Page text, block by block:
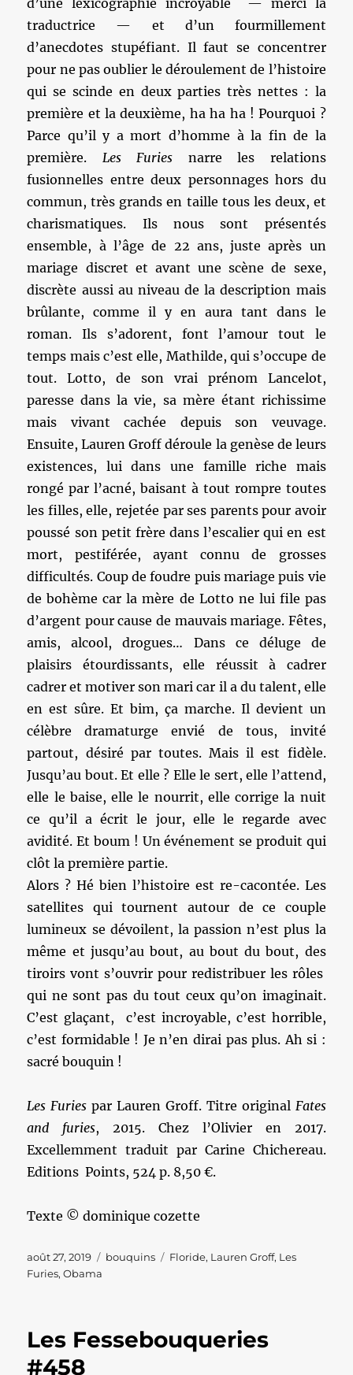
traductrice — et d’un fourmillement
d’anecdotes stupéfiant. Il faut se concentrer
pour ne pas oublier le déroulement de l’histoire
qui se scinde en deux parties très nettes : la
première et la deuxième, ha ha ha ! Pourquoi ?
Parce qu’il y a mort d’homme à la fin de la
première. Les Furies narre les relations
fusionnelles entre deux personnages hors du
commun, très grands en taille tous les deux, et
charismatiques. Ils nous sont présentés
ensemble, à l’âge de 22 ans, juste après un
mariage discret et avant une scène de sexe,
discrète aussi au niveau de la description mais
brûlante, comme il y en aura tant dans le
roman. Ils s’adorent, font l’amour tout le
temps mais c’est elle, Mathilde, qui s’occupe de
tout. Lotto, de son vrai prénom Lancelot,
paresse dans la vie, sa mère étant richissime
mais vivant cachée depuis son veuvage.
Ensuite, Lauren Groff déroule la genèse de leurs
existences, lui dans une famille riche mais
rongé par l’acné, baisant à tout rompre toutes
les filles, elle, rejetée par ses parents pour avoir
poussé son petit frère dans l’escalier qui en est
mort, pestiférée, ayant connu de grosses
difficultés. Coup de foudre puis mariage puis vie
de bohème car la mère de Lotto ne lui file pas
d’argent pour cause de mauvais mariage. Fêtes,
amis, alcool, drogues… Dans ce déluge de
plaisirs étourdissants, elle réussit à cadrer
cadrer et motiver son mari car il a du talent, elle
en est sûre. Et bim, ça marche. Il devient un
célèbre dramaturge envié de tous, invité
partout, désiré par toutes. Mais il est fidèle.
Jusqu’au bout. Et elle ? Elle le sert, elle l’attend,
elle le baise, elle le nourrit, elle corrige la nuit
ce qu’il a écrit le jour, elle le regarde avec
avidité. Et boum ! Un événement se produit qui
clôt la première partie.
Alors ? Hé bien l’histoire est re-cacontée. Les
satellites qui tournent autour de ce couple
lumineux se dévoilent, la passion n’est plus la
même et jusqu’au bout, au bout du bout, des
tiroirs vont s’ouvrir pour redistribuer les rôles
qui ne sont pas du tout ceux qu’on imaginait.
C’est glaçant, c’est incroyable, c’est horrible,
c’est formidable ! Je n’en dirai pas plus. Ah si :
sacré bouquin !
Les Furies par Lauren Groff. Titre original Fates
and furies, 2015. Chez l’Olivier en 2017.
Excellemment traduit par Carine Chichereau.
Editions Points, 524 p. 8,50 €.
Texte © dominique cozette
Publié
le
août 27, 2019 Catégories
bouquins Étiquettes
Floride, Lauren Groff, Les
Furies,Obama
Les Fessebouqueries
#458